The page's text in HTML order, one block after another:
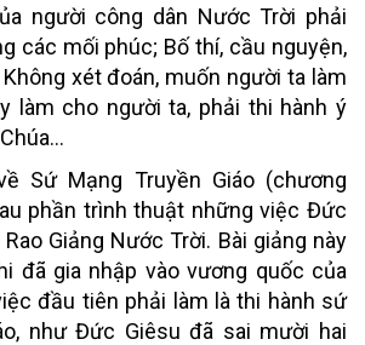
người công dân Nước Trời phải
các mối phúc; Bố thí, cầu nguyện,
xét đoán, muốn người ta làm
làm cho người ta, phải thi hành ý
Sứ Mạng Truyền Giáo (chương
phần trình thuật những việc Đức
Giảng Nước Trời. Bài giảng này
đã gia nhập vào vương quốc của
đầu tiên phải làm là thi hành sứ
như Đức Giêsu đã sai mười hai